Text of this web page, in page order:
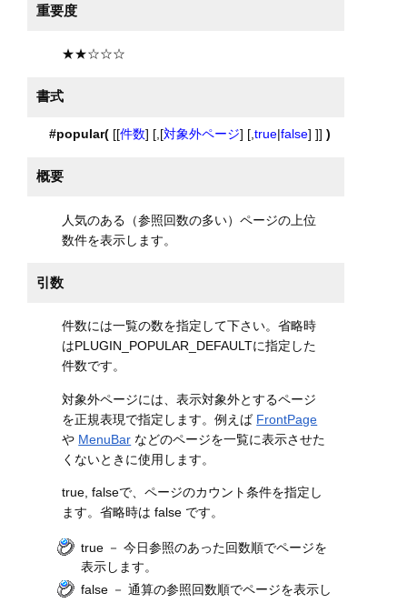
重要度
★★☆☆☆
書式
#popular([[件数] [,[対象外ページ] [, true|false] ]] )
概要
人気のある（参照回数の多い）ページの上位
数件を表示します。
引数
件数には一覧の数を指定して下さい。省略時
はPLUGIN_POPULAR_DEFAULTに指定した
件数です。
対象外ページには、表示対象外とするページ
を正規表現で指定します。例えば FrontPage
や MenuBar などのページを一覧に表示させた
くないときに使用します。
true, falseで、ページのカウント条件を指定し
ます。省略時は false です。
true － 今日参照のあった回数順でページを
表示します。
false － 通算の参照回数順でページを表示し